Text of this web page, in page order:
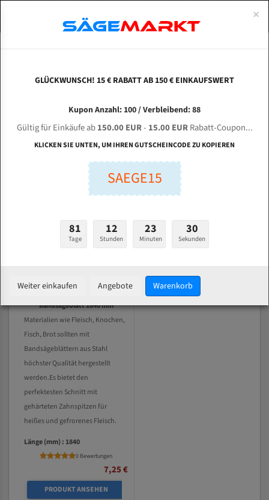
Bandsägeblätter für Boğaziçi
Bandsägeblatt 1840 mm
Materialien wie Fleisch, Knochen,
Fisch, Brot sollten mit
Bandsägeblättern aus Stahl
höchster Qualität hergestellt
werden.Es bietet den
perfektesten Schnitt mit
gehärteten Zahnspitzen für
heißes und gefrorenes Fleisch.
Länge (mm) : 1840
0 Bewertungen
7,25 €
PRODUKT ANSEHEN
ABOUTS
ENGLISH
Bi-Metall Meterware
Fleischerei Bandsägeblätter
Bandmesser Glatt Meterware
Konvex Meterware
×
GLÜCKWUNSCH! 15 € RABATT AB 150 € EINKAUFSWERT
Kupon Anzahl: 100 / Verbleibend: 88
Gültig für Einkäufe ab150.00 EUR- 15.00 EURRabatt-Coupon...
KLICKEN SIE UNTEN, UM IHREN GUTSCHEINCODE ZU KOPIEREN
SAEGE15
81
Tage
12
Stunden
23
Minuten
29
Sekunden
Weiter einkaufen Angebote Warenkorb